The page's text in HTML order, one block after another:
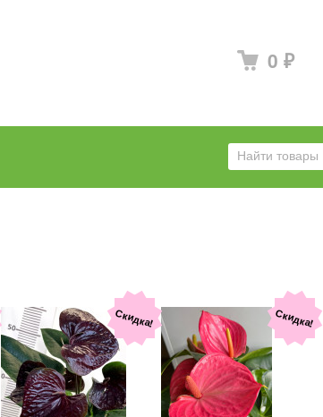
0 ₽
Скидка! Скидка!